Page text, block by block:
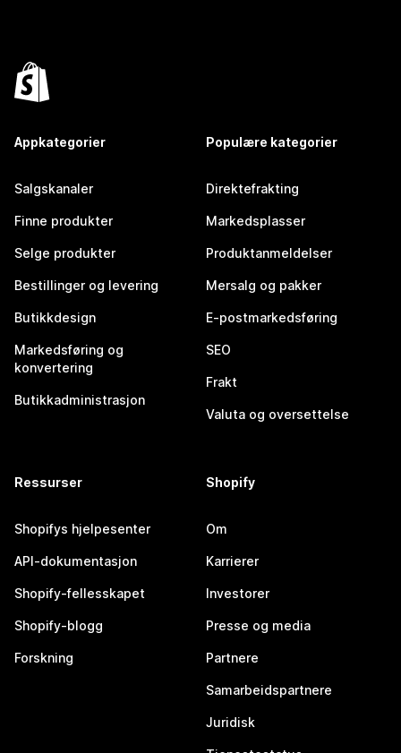
Appkategorier
Salgskanaler
Finne produkter
Selge produkter
Bestillinger og levering
Butikkdesign
Markedsføring og
konvertering
Butikkadministrasjon
Populære kategorier
Direktefrakting
Markedsplasser
Produktanmeldelser
Mersalg og pakker
E-postmarkedsføring
SEO
Frakt
Valuta og oversettelse
Ressurser
Shopifys hjelpesenter
API-dokumentasjon
Shopify-fellesskapet
Shopify-blogg
Forskning
Shopify
Om
Karrierer
Investorer
Presse og media
Partnere
Samarbeidspartnere
Juridisk